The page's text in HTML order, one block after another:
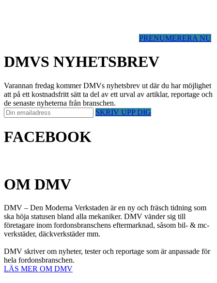
PRENUMERERA NU
DMVS NYHETSBREV
Varannan fredag kommer DMVs nyhetsbrev ut där du har möjlighet
att på ett kostnadsfritt sätt ta del av ett urval av artiklar, reportage och
de senaste nyheterna från branschen.
SKRIV UPP DIG
FACEBOOK
OM DMV
DMV – Den Moderna Verkstaden är en ny och fräsch tidning som
ska höja statusen bland alla mekaniker. DMV vänder sig till
företagare inom fordonsbranschens eftermarknad, såsom bil- & mc-
verkstäder, däckverkstäder mm.
DMV skriver om nyheter, tester och reportage som är anpassade för
hela fordonsbranschen.
LÄS MER OM DMV